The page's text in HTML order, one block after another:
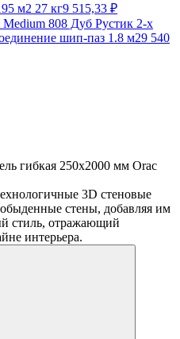
м2 27 кг9 515,33 ₽
808 Дуб Рустик 2-х
шип-паз 1.8 м29 540
гибкая 250х2000 мм Orac
3D стеновые
стены, добавляя им
стиль, отражающий
интерьера.